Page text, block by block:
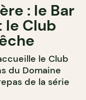
: le Bar
Club
le Club
du Domaine
de la série